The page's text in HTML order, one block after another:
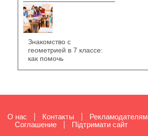
Знакомство с
геометрией в 7 классе:
как помочь
О нас Контакты
Рекламодателям
Cоглашение
Підтримати сайт